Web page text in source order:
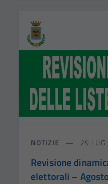
NOTIZIE 29
Revisione
elettorali –